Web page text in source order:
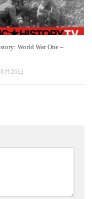
World War One –
月26日